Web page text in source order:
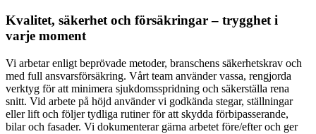
Kvalitet, säkerhet och försäkringar – trygghet i
varje moment
Vi arbetar enligt beprövade metoder, branschens säkerhetskrav och
med full ansvarsförsäkring. Vårt team använder vassa, rengjorda
verktyg för att minimera sjukdomsspridning och säkerställa rena
snitt. Vid arbete på höjd använder vi godkända stegar, ställningar
eller lift och följer tydliga rutiner för att skydda förbipasserande,
bilar och fasader. Vi dokumenterar gärna arbetet före/efter och ger